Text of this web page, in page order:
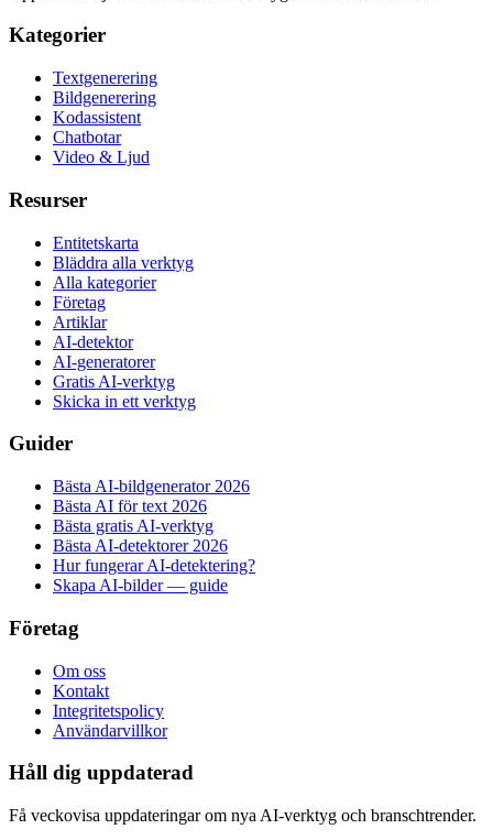
Kategorier
Textgenerering
Bildgenerering
Kodassistent
Chatbotar
Video & Ljud
Resurser
Entitetskarta
Bläddra alla verktyg
Alla kategorier
Företag
Artiklar
AI-detektor
AI-generatorer
Gratis AI-verktyg
Skicka in ett verktyg
Guider
Bästa AI-bildgenerator 2026
Bästa AI för text 2026
Bästa gratis AI-verktyg
Bästa AI-detektorer 2026
Hur fungerar AI-detektering?
Skapa AI-bilder — guide
Företag
Om oss
Kontakt
Integritetspolicy
Användarvillkor
Håll dig uppdaterad
Få veckovisa uppdateringar om nya AI-verktyg och branschtrender.